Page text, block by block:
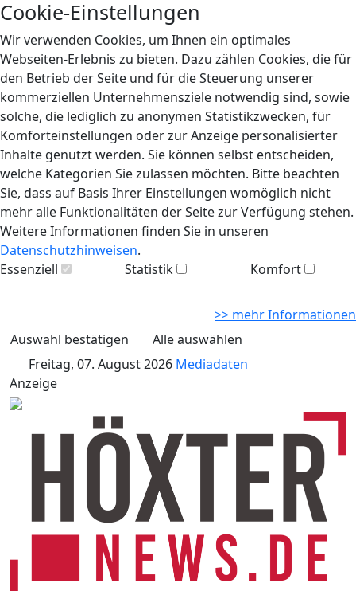
Cookie-Einstellungen
Wir verwenden Cookies, um Ihnen ein optimales
Webseiten-Erlebnis zu bieten. Dazu zählen Cookies, die für
den Betrieb der Seite und für die Steuerung unserer
kommerziellen Unternehmensziele notwendig sind, sowie
solche, die lediglich zu anonymen Statistikzwecken, für
Komforteinstellungen oder zur Anzeige personalisierter
Inhalte genutzt werden. Sie können selbst entscheiden,
welche Kategorien Sie zulassen möchten. Bitte beachten
Sie, dass auf Basis Ihrer Einstellungen womöglich nicht
mehr alle Funktionalitäten der Seite zur Verfügung stehen.
Weitere Informationen finden Sie in unseren
Datenschutzhinweisen.
Essenziell
Statistik Komfort
>> mehr Informationen
Auswahl bestätigen
Alle auswählen
Freitag, 07. August 2026 Mediadaten
Anzeige